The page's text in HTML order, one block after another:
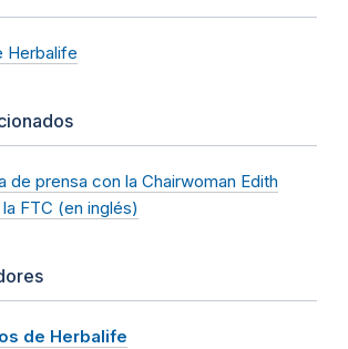
Herbalife
de prensa con la Chairwoman Edith
FTC (en inglés)
de Herbalife